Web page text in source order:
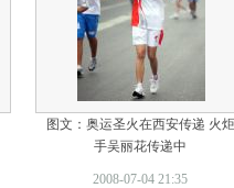
图文：奥运圣火在西安传递 火炬
手吴丽花传递中
2008-07-04 21:35